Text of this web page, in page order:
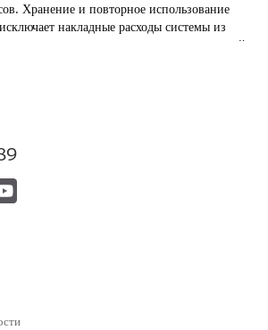
Хранение и повторное использование
накладные расходы системы из
запросов во время частых посещений.
версий.
ПОЛНОМОЧИЯ ПОЛЬЗОВАТЕЛЯ
Next:
панелей мониторинга.